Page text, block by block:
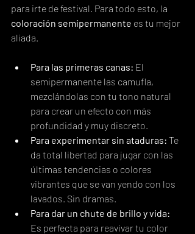
para irte de festival. Para todo esto, la
coloración semipermanente es tu mejor
aliada.
Para las primeras canas: El
semipermanente las camufla,
mezclándolas con tu tono natural
para crear un efecto con más
profundidad y muy discreto.
Para experimentar sin ataduras: Te
da total libertad para jugar con las
últimas tendencias o colores
vibrantes que se van yendo con los
lavados. Sin dramas.
Para dar un chute de brillo y vida:
Es perfecta para reavivar tu color